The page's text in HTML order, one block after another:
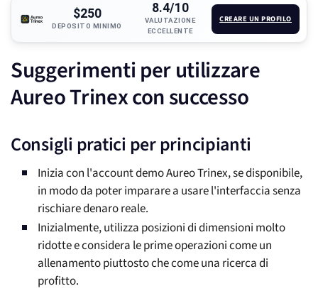
$250
DEPOSITO MINIMO
8.4/10
VALUTAZIONE
ECCELLENTE
CREARE UN PROFILO
Suggerimenti per utilizzare
Aureo Trinex con successo
Consigli pratici per principianti
Inizia con l'account demo Aureo Trinex, se disponibile,
in modo da poter imparare a usare l'interfaccia senza
rischiare denaro reale.
Inizialmente, utilizza posizioni di dimensioni molto
ridotte e considera le prime operazioni come un
allenamento piuttosto che come una ricerca di
profitto.